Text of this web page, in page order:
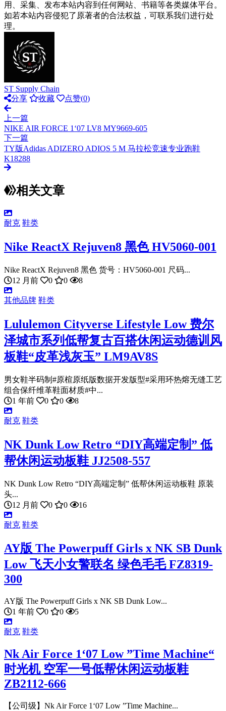
用、采集、发布本站内容到任何网站、书籍等各类媒体平台。
如若本站内容侵犯了原著者的合法权益，可联系我们进行处
理。
ST Supply Chain
分享
收藏 点赞(0)
上一篇
NIKE AIR FORCE 1‘07 LV8 MY9669-605
下一篇
TY版Adidas ADIZERO ADIOS 5 M 马拉松竞速专业跑鞋
K18288
相关文章
耐克 鞋类
Nike ReactX Rejuven8 黑色 HV5060-001
Nike ReactX Rejuven8 黑色 货号：HV5060-001 尺码...
12 月前
0 0 8
其他品牌 鞋类
Lululemon Cityverse Lifestyle Low 费尔
泽城市系列低帮复古百搭休闲运动德训风
板鞋“皮革浅灰玉” LM9AV8S
男女鞋半码制#原楦原纸版数据开发版型#采用环热熔无缝工艺
组合保纤维革鞋面材质#中...
1 年前
0 0 8
耐克 鞋类
NK Dunk Low Retro “DIY高端定制” 低
帮休闲运动板鞋 JJ2508-557
NK Dunk Low Retro “DIY高端定制” 低帮休闲运动板鞋 原装
头...
12 月前
0 0 16
耐克 鞋类
AY版 The Powerpuff Girls x NK SB Dunk
Low 飞天小女警联名 绿色毛毛 FZ8319-
300
AY版 The Powerpuff Girls x NK SB Dunk Low...
1 年前
0 0 5
耐克 鞋类
Nk Air Force 1‘07 Low ”Time Machine“
时光机 空军一号低帮休闲运动板鞋
ZB2112-666
【公司级】Nk Air Force 1‘07 Low ”Time Machine...